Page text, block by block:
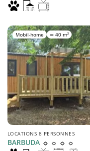
LOCATIONS 8 PERSONNES
BARBUDA ☼ ☼ ☼ ☼
Mobil-home ≃ 40 m²